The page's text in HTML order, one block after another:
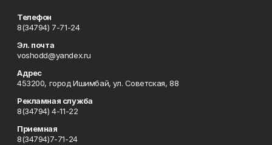
Телефон
8(34794) 7-71-24
Эл. почта
voshodd@yandex.ru
Адрес
453200, город Ишимбай, ул. Советская, 88
Рекламная служба
8(34794) 4-11-22
Приемная
8(34794)7-71-24